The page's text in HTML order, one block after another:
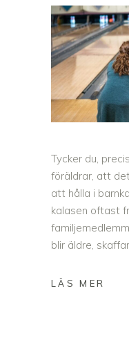
Tycker du,
föräldrar, att
att hålla i
kalasen oftast
blir äldre,